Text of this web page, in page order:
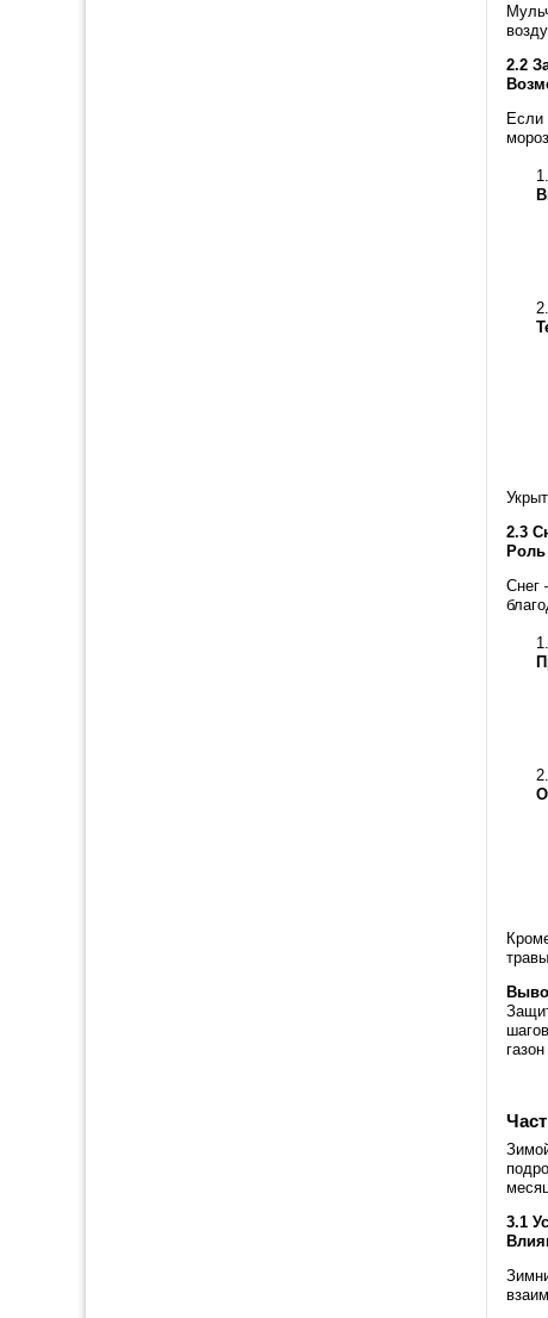
2.2
Если
2.3
Роль
Снег
травы.
3.1